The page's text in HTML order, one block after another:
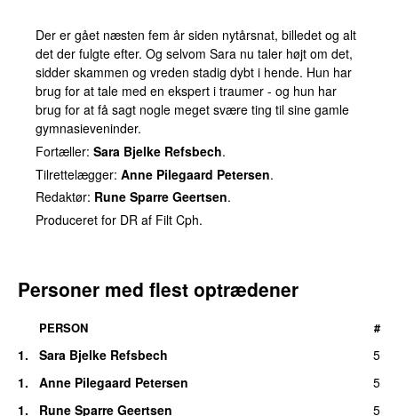
Der er gået næsten fem år siden nytårsnat, billedet og alt
det der fulgte efter. Og selvom Sara nu taler højt om det,
sidder skammen og vreden stadig dybt i hende. Hun har
brug for at tale med en ekspert i traumer - og hun har
brug for at få sagt nogle meget svære ting til sine gamle
gymnasieveninder.
Fortæller: Sara Bjelke Refsbech.
Tilrettelægger: Anne Pilegaard Petersen.
Redaktør: Rune Sparre Geertsen.
Produceret for DR af Filt Cph.
Personer med flest optrædener
PERSON #
1. Sara Bjelke Refsbech
5
1.
Anne Pilegaard Petersen
5
1.
Rune Sparre Geertsen 5